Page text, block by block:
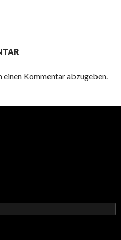
einen Kommentar abzugeben.